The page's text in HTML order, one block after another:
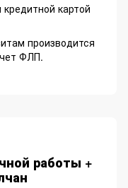
картой
производится
ФЛП.
работы +